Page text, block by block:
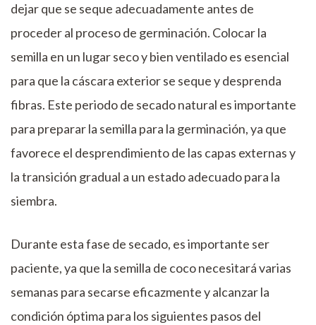
dejar que se seque adecuadamente antes de
proceder al proceso de germinación. Colocar la
semilla en un lugar seco y bien ventilado es esencial
para que la cáscara exterior se seque y desprenda
fibras. Este periodo de secado natural es importante
para preparar la semilla para la germinación, ya que
favorece el desprendimiento de las capas externas y
la transición gradual a un estado adecuado para la
siembra.
Durante esta fase de secado, es importante ser
paciente, ya que la semilla de coco necesitará varias
semanas para secarse eficazmente y alcanzar la
condición óptima para los siguientes pasos del